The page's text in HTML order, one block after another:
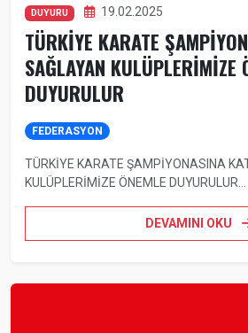
DUYURU 19.02.2025
TÜRKİYE KARATE
SAĞLAYAN KULÜPLERİMİZE
DUYURULUR
FEDERASYON
TÜRKİYE KARATE ŞAMPİYONASINA
KULÜPLERİMİZE ÖNEMLE DUYURULUR...
DEVAMINI OKU